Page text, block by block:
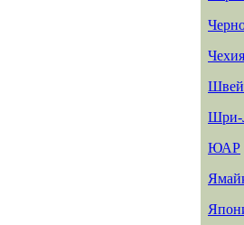
Чехия
Шри-
ЮАР